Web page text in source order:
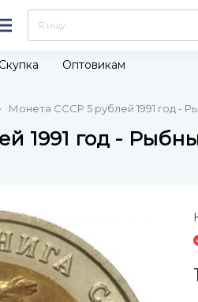
Скупка Оптовикам
Монета СССР 5 рублей 1991 год -
1991 год -